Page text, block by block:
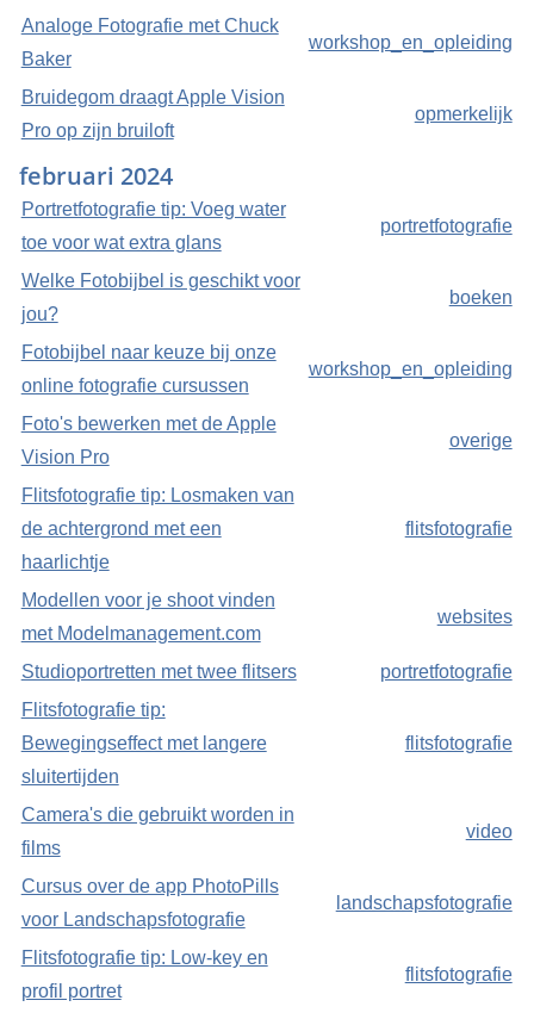
Analoge Fotografie met Chuck
Baker
workshop_en_opleiding
Bruidegom draagt Apple Vision
Pro op zijn bruiloft
opmerkelijk
februari 2024
Portretfotografie tip: Voeg water
toe voor wat extra glans
portretfotografie
Welke Fotobijbel is geschikt voor
jou?
boeken
Fotobijbel naar keuze bij onze
online fotografie cursussen
workshop_en_opleiding
Foto's bewerken met de Apple
Vision Pro
overige
Flitsfotografie tip: Losmaken van
de achtergrond met een
haarlichtje
flitsfotografie
Modellen voor je shoot vinden
met Modelmanagement.com
websites
Studioportretten met twee flitsers
portretfotografie
Flitsfotografie tip:
Bewegingseffect met langere
sluitertijden
flitsfotografie
Camera's die gebruikt worden in
films
video
Cursus over de app PhotoPills
voor Landschapsfotografie
landschapsfotografie
Flitsfotografie tip: Low-key en
profil portret
flitsfotografie